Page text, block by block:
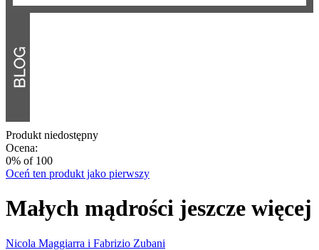
Produkt niedostępny
Ocena:
0% of 100
Oceń ten produkt jako pierwszy
Małych mądrości jeszcze więcej
Nicola Maggiarra i Fabrizio Zubani